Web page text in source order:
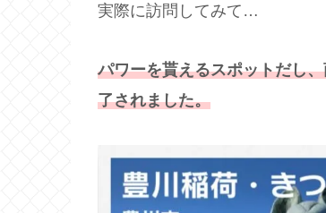
実際に訪問してみて…
パワーを貰えるスポットだし
了されました。